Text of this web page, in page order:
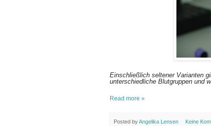
Einschließlich seltener Varianten
unterschiedliche Blutgruppen und
Read more »
Posted byAngelika Lensen Keine